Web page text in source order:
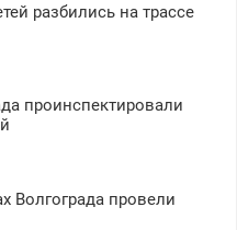
разбились на трассе
проинспектировали
Волгограда провели